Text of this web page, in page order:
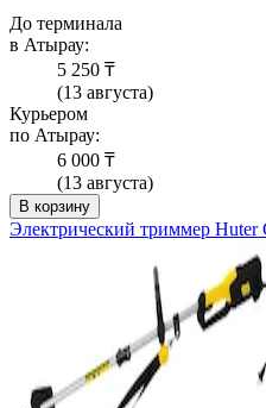
До терминала
в Атырау:
5 250 ₸
(13 августа)
Курьером
по Атырау:
6 000 ₸
(13 августа)
В корзину
Электрический триммер Huter